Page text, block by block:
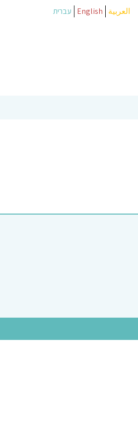
العربية English עברית